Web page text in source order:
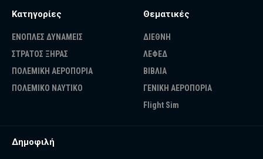
Κατηγορίες
ΕΝΟΠΛΕΣ ΔΥΝΑΜΕΙΣ
ΣΤΡΑΤΟΣ ΞΗΡΑΣ
ΠΟΛΕΜΙΚΗ ΑΕΡΟΠΟΡΙΑ
ΠΟΛΕΜΙΚΟ ΝΑΥΤΙΚΟ
Θεματικές
ΔΙΕΘΝΗ
ΛΕΦΕΔ
ΒΙΒΛΙΑ
ΓΕΝΙΚΗ ΑΕΡΟΠΟΡΙΑ
Flight Sim
Δημοφιλή